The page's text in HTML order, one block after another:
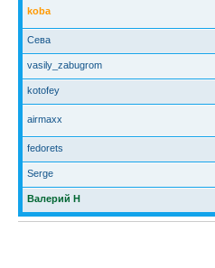
koba
Сева
vasily_zabugrom
kotofey
airmaxx
fedorets
Serge
Валерий Н